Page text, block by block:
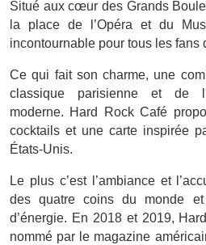
Situé aux cœur des Grands
la place de l’Opéra et du
incontournable pour tous les fans
Ce qui fait son charme, une
classique parisienne et de
moderne. Hard Rock Café
cocktails et une carte inspirée
États-Unis.
Le plus c’est l’ambiance et
des quatre coins du monde
d’énergie. En 2018 et 2019, Hard
nommé par le magazine